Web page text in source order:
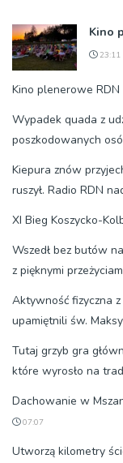
Kino
23:11
Kino plenerowe RDN
Wypadek quada z
poszkodowanych
Kiepura znów
ruszył. Radio RDN
XI Bieg Koszycko-
Wszedł bez butów
z pięknymi
Aktywność fizyczna
upamiętnili św.
Tutaj grzyb gra
które wyrosło na
Dachowanie w
07:07
Utworzą kilometry